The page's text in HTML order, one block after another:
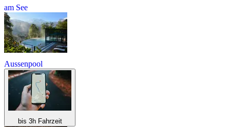
am See
Aussenpool
bis 3h Fahrzeit